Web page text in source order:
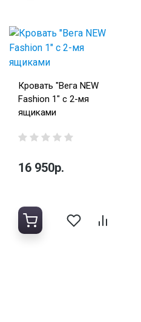
Кровать "Вега NEW
Fashion 1" с 2-мя
ящиками
16 950р.